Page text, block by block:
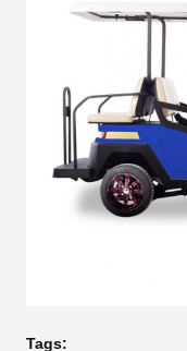
Tags: